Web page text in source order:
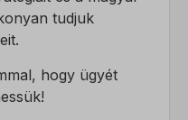
tudjuk
hogy ügyét
látogatóink a